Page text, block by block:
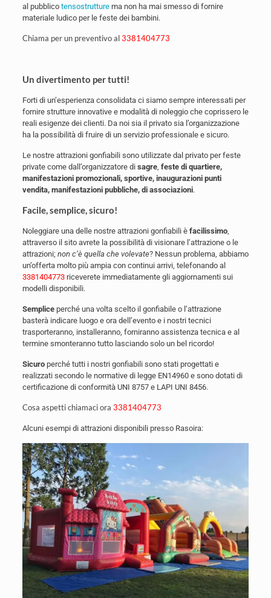
al pubblico tensostrutturema non ha mai smesso di fornire
materiale ludico per le feste dei bambini.
Chiama per un preventivo al3381404773
Un divertimento per tutti!
Forti di un’esperienza consolidata ci siamo sempre interessati per
fornire strutture innovative e modalità di noleggio che coprissero le
reali esigenze dei clienti. Da noi sia il privato sia l’organizzazione
ha la possibilità di fruire di un servizio professionale e sicuro.
Le nostre attrazioni gonfiabili sono utilizzate dal privato per feste
private come dall’organizzatore di sagre, feste di quartiere,
manifestazioni promozionali, sportive, inaugurazioni punti
vendita, manifestazioni pubbliche, di associazioni.
Facile, semplice, sicuro!
Noleggiare una delle nostre attrazioni gonfiabili è facilissimo,
attraverso il sito avrete la possibilità di visionare l’attrazione o le
attrazioni; non c’è quella che volevate? Nessun problema, abbiamo
un’offerta molto più ampia con continui arrivi, telefonando al
3381404773 riceverete immediatamente gli aggiornamenti sui
modelli disponibili.
Sempliceperché una volta scelto il gonfiabile o l’attrazione
basterà indicare luogo e ora dell’evento e i nostri tecnici
trasporteranno, installeranno, forniranno assistenza tecnica e al
termine smonteranno tutto lasciando solo un bel ricordo!
Sicuroperché tutti i nostri gonfiabili sono stati progettati e
realizzati secondo le normative di legge EN14960 e sono dotati di
certificazione di conformità UNI 8757 e LAPI UNI 8456.
Cosa aspetti chiamaci ora 3381404773
Alcuni esempi di attrazioni disponibili presso Rasoira: